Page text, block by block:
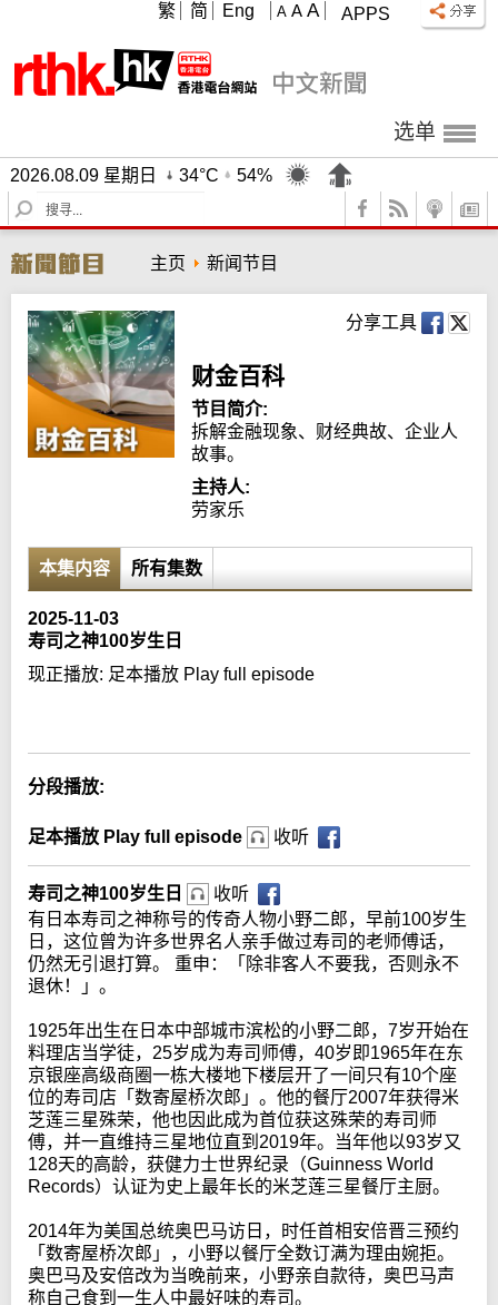
APPS
A A A
繁 简 Eng
选单
2026.08.09 星期日 34°C
54%
S
e
r
c
h
主页 新闻节目
分享工具
财金百科
节目简介:
拆解金融现象、财经典故、企业人
故事。
主持人:
劳家乐
本集内容 所有集数
2025-11-03
寿司之神100岁生日
现正播放: 足本播放 Play full episode
分段播放:
足本播放 Play full episode 收听
寿司之神100岁生日
收听
有日本寿司之神称号的传奇人物小野二郎，早前100岁生
日，这位曾为许多世界名人亲手做过寿司的老师傅话，
仍然无引退打算。 重申：「除非客人不要我，否则永不
退休！」。
1925年出生在日本中部城市滨松的小野二郎，7岁开始在
料理店当学徒，25岁成为寿司师傅，40岁即1965年在东
京银座高级商圈一栋大楼地下楼层开了一间只有10个座
位的寿司店「数寄屋桥次郎」。他的餐厅2007年获得米
芝莲三星殊荣，他也因此成为首位获这殊荣的寿司师
傅，并一直维持三星地位直到2019年。当年他以93岁又
128天的高龄，获健力士世界纪录（Guinness World
Records）认证为史上最年长的米芝莲三星餐厅主厨。
2014年为美国总统奥巴马访日，时任首相安倍晋三预约
「数寄屋桥次郎」，小野以餐厅全数订满为理由婉拒。
奥巴马及安倍改为当晚前来，小野亲自款待，奥巴马声
称自己食到一生人中最好味的寿司。